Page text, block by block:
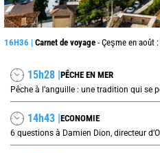
16H36 | Carnet de voyage - Çeşme en août : la station
15h28 |PÊCHE EN MER
Pêche à l’anguille : une tradition qui se
14h43 |ECONOMIE
6 questions à Damien Dion, directeur